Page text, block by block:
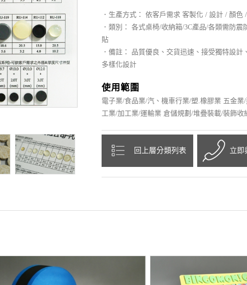
．生產方式： 依客戶需求 客製化 / 設計 / 顏色
．類別： 各式桌椅/收納箱/3C產品/各類需防震
貼
．備註： 品質優良、交貨迅速、接受獨特設計
多樣化設計
使用範圍
電子業/食品業/汽、機車行業/塑.橡膠業 五金業
工業/加工業/運輸業 倉儲規劃/堆疊裝載/裝飾收
回上層分類列表 立即